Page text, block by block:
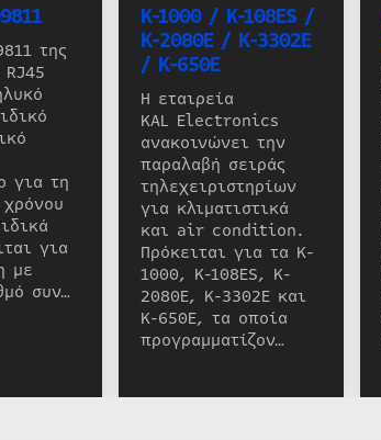
της
RJ45
για τη
για
με
συν…
K-1000 / K-108ES /
K-2080E / K-3302E
/ K-650E
Η εταιρεία
KAL Electronics
ανακοινώνει την
παραλαβή σειράς
τηλεχειριστηρίων
για κλιματιστικά
και air condition.
Πρόκειται για τα K-
1000, K-108ES, K-
2080E, K-3302E και
K-650E, τα οποία
προγραμματίζον…